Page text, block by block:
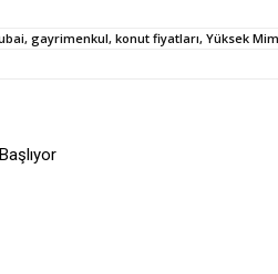
gayrimenkul, konut fiyatları, Yüksek